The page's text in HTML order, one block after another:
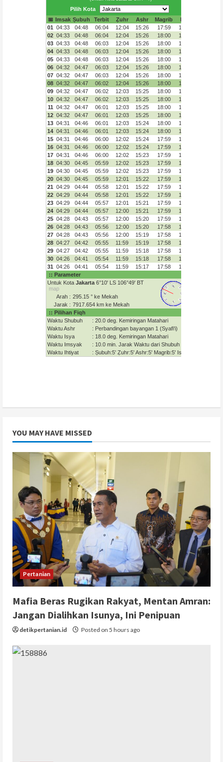
YOU MAY HAVE MISSED
Pertanian
Mafia Beras Rugikan Rakyat, Mentan Amran:
Jangan Dialihkan Isunya, Ini Penipuan
detikpertanian.id Posted on 5 hours ago